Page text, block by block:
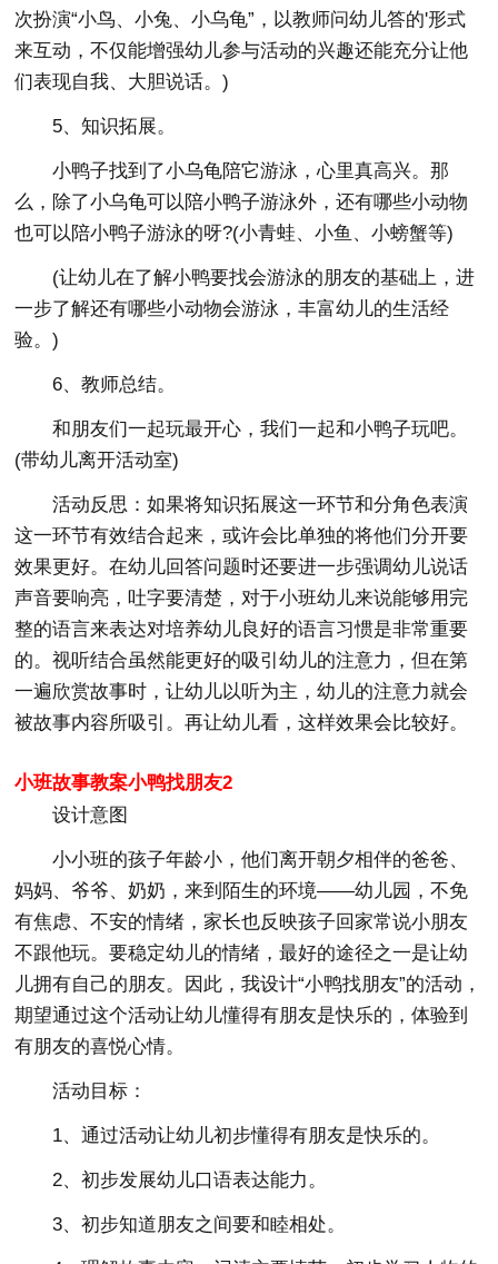
次扮演“小鸟、小兔、小乌龟”，以教师问幼儿答的'形式
来互动，不仅能增强幼儿参与活动的兴趣还能充分让他
们表现自我、大胆说话。)
5、知识拓展。
小鸭子找到了小乌龟陪它游泳，心里真高兴。那
么，除了小乌龟可以陪小鸭子游泳外，还有哪些小动物
也可以陪小鸭子游泳的呀?(小青蛙、小鱼、小螃蟹等)
(让幼儿在了解小鸭要找会游泳的朋友的基础上，进
一步了解还有哪些小动物会游泳，丰富幼儿的生活经
验。)
6、教师总结。
和朋友们一起玩最开心，我们一起和小鸭子玩吧。
(带幼儿离开活动室)
活动反思：如果将知识拓展这一环节和分角色表演
这一环节有效结合起来，或许会比单独的将他们分开要
效果更好。在幼儿回答问题时还要进一步强调幼儿说话
声音要响亮，吐字要清楚，对于小班幼儿来说能够用完
整的语言来表达对培养幼儿良好的语言习惯是非常重要
的。视听结合虽然能更好的吸引幼儿的注意力，但在第
一遍欣赏故事时，让幼儿以听为主，幼儿的注意力就会
被故事内容所吸引。再让幼儿看，这样效果会比较好。
小班故事教案小鸭找朋友2
设计意图
小小班的孩子年龄小，他们离开朝夕相伴的爸爸、
妈妈、爷爷、奶奶，来到陌生的环境——幼儿园，不免
有焦虑、不安的情绪，家长也反映孩子回家常说小朋友
不跟他玩。要稳定幼儿的情绪，最好的途径之一是让幼
儿拥有自己的朋友。因此，我设计“小鸭找朋友”的活动，
期望通过这个活动让幼儿懂得有朋友是快乐的，体验到
有朋友的喜悦心情。
活动目标：
1、通过活动让幼儿初步懂得有朋友是快乐的。
2、初步发展幼儿口语表达能力。
3、初步知道朋友之间要和睦相处。